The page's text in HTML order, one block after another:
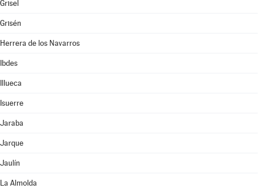
Grisel
Grisén
Herrera de los Navarros
Ibdes
Illueca
Isuerre
Jaraba
Jarque
Jaulín
La Almolda